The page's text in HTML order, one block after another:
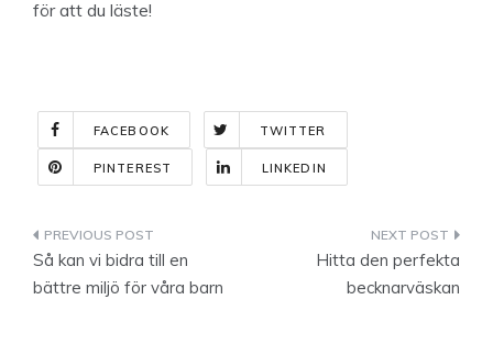
för att du läste!
FACEBOOK TWITTER
PINTEREST LINKEDIN
Indlægsnavigation
Så kan vi bidra till en
bättre miljö för våra barn
Hitta den perfekta
becknarväskan